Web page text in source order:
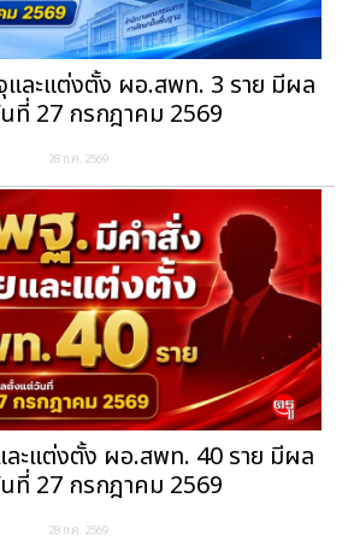
ละแต่งตั้ง ผอ.สพท. 3 ราย มีผล
ที่ 27 กรกฎาคม 2569
28 ก.ค. 2569
ะแต่งตั้ง ผอ.สพท. 40 ราย มีผล
ที่ 27 กรกฎาคม 2569
28 ก.ค. 2569